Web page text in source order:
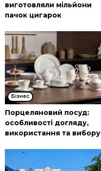
виготовляли мільйони
пачок цигарок
Бізнес
Порцеляновий посуд:
особливості догляду,
використання та вибору